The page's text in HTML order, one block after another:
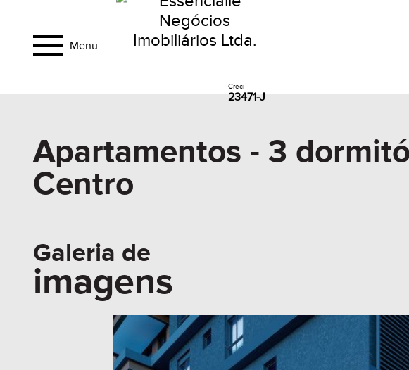
Menu
Creci
23471-J
Apartamentos - 3
Centro
Galeria de
imagens